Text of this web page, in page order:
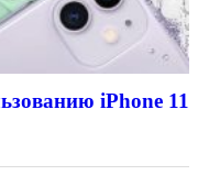
iPhone 11